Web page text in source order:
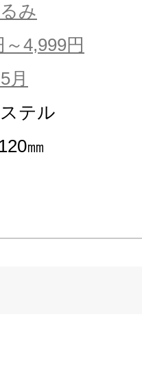
み
4,999円
月
テル
㎜